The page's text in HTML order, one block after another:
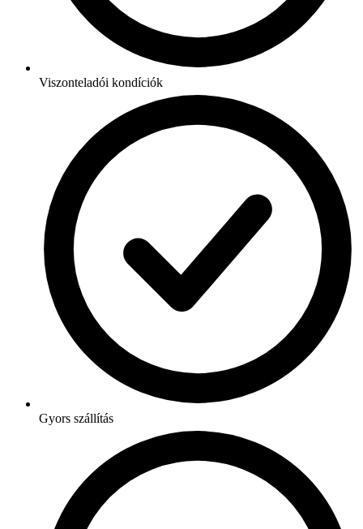
Viszonteladói kondíciók
Gyors szállítás